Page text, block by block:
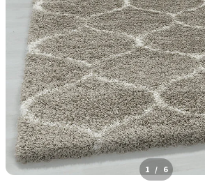
1 / 6